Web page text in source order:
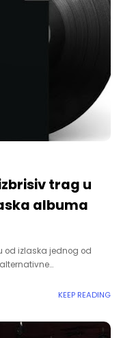
trag u
albuma
od izlaska jednog od
KEEP READING